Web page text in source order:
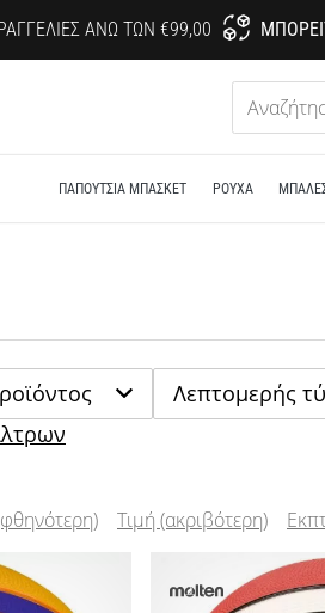
ΆΝΩ ΤΩΝ €99,00
ΠΑΠΟΎΤΣΙΑ ΜΠΆΣΚΕΤ ΡΟΎΧΑ
Λεπτομερής
Τιμή (ακριβότερη)